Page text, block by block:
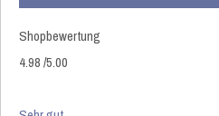
Shopbewertung
4.98/5.00